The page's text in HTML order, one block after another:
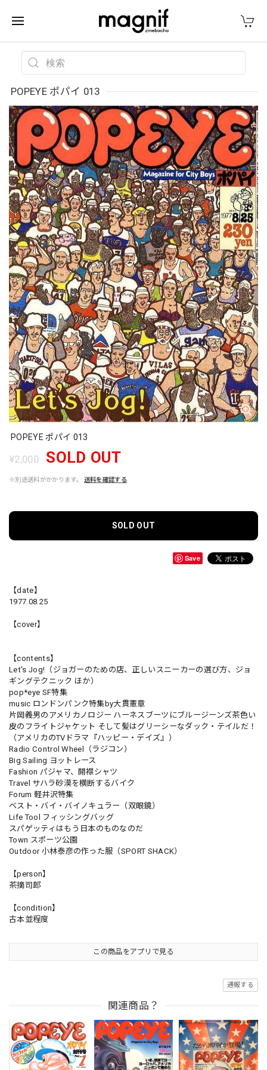
POPEYE ポパイ 013
POPEYE ポパイ 013
¥2,000 SOLD OUT
※別途送料がかかります。 送料を確認する
SOLD OUT
Save
【date】
1977.08.25
【cover】
【contents】
Let's Jog!（ジョガーのための店、正しいスニーカーの選び方、ジョ
ギングテクニック ほか）
pop*eye SF特集
music ロンドンパンク特集by大貫憲章
片岡義男のアメリカノロジー ハーネスブーツにブルージーンズ茶色い
皮のフライトジャケット そして髪はグリーシーなダック・テイルだ！
（アメリカのTVドラマ『ハッピー・デイズ』）
Radio Control Wheel（ラジコン）
Big Sailing ヨットレース
Fashion パジャマ、開襟シャツ
Travel サハラ砂漠を横断するバイク
Forum 軽井沢特集
ベスト・バイ・バイノキュラー（双眼鏡）
Life Tool フィッシングバッグ
スパゲッティはもう日本のものなのだ
Town スポーツ公園
Outdoor 小林泰彦の作った服（SPORT SHACK）
【person】
茶摘司郎
【condition】
古本並程度
この商品をアプリで見る
通報する
関連商品？